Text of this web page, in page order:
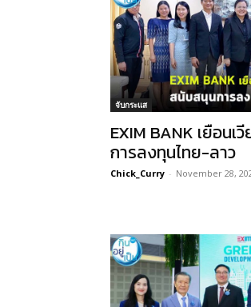
จับกระแส
EXIM BANK เยือน
การลงทุนไทย-ลาว
Chick_Curry - November 28,